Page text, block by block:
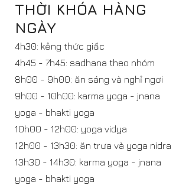
THỜI KHÓA HÀNG
NGÀY
4h30: kẻng thức giấc
4h45 - 7h45: sadhana theo nhóm
8h00 - 9h00: ăn sáng và nghỉ ngơi
9h00 - 10h00: karma yoga - jnana
yoga - bhakti yoga
10h00 - 12h00: yoga vidya
12h00 - 13h30: ăn trưa và yoga nidra
13h30 - 14h30: karma yoga - jnana
yoga - bhakti yoga